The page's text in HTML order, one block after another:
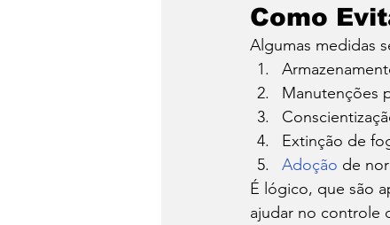
Como
Algumas medidas
Manutenções
Extinção de
Adoção de
É lógico, que são
ajudar no controle